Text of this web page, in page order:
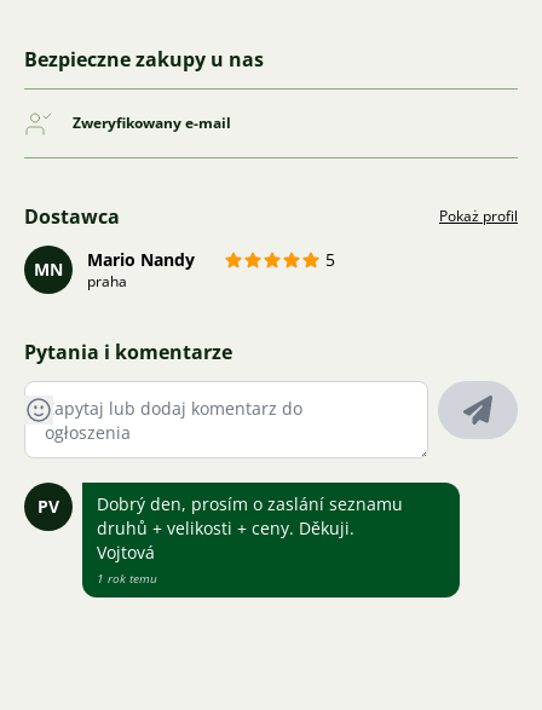
Bezpieczne zakupy u nas
Zweryfikowany e-mail
Dostawca Pokaż profil
MN Mario Nandy 5
praha
Pytania i komentarze
PV
Dobrý den, prosím o zaslání seznamu
druhů + velikosti + ceny. Děkuji.
Vojtová
1 rok temu